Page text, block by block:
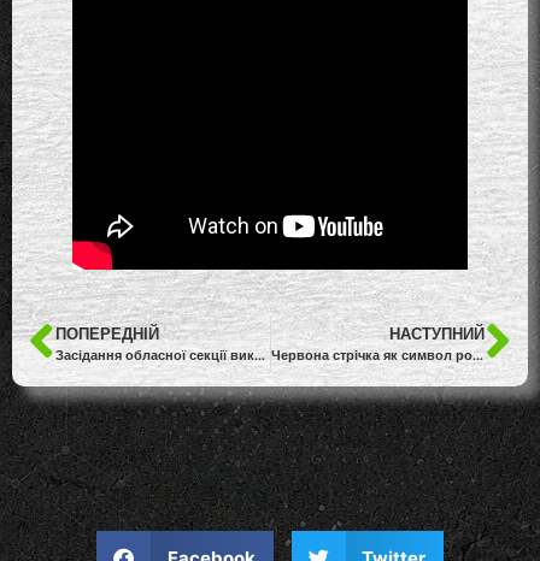
ПОПЕРЕДНІЙ
Засідання обласної секції викладачів Інформатики та Інформаційних технологій
НАСТУПНИЙ
Червона стрічка як символ розуміння